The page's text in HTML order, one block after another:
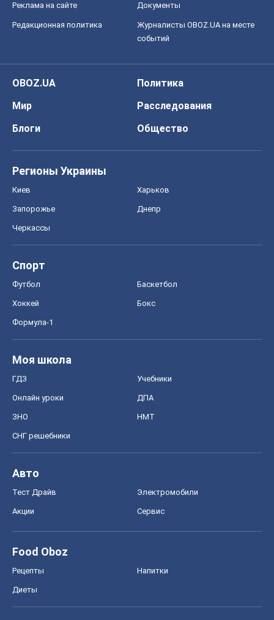
Реклама на сайте Документы
Редакционная политика
Журналисты OBOZ.UA на месте
событий
OBOZ.UA
Политика
Мир
Расследования
Блоги
Общество
Регионы Украины
Киев Харьков
Запорожье Днепр
Черкассы
Спорт
Футбол Баскетбол
Хоккей Бокс
Формула-1
Моя школа
ГДЗ Учебники
Онлайн уроки ДПА
ЗНО НМТ
СНГ решебники
Авто
Тест Драйв Электромобили
Акции Сервис
Food Oboz
Рецепты Напитки
Диеты